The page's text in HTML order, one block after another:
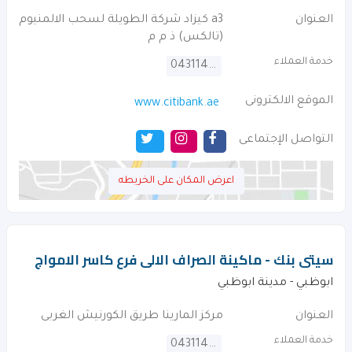
العنوان
a3 كيزاد شركة الطويلة لسحب الالمنيوم
(تالكس) ذ م م
خدمة العملاء 043114000
الموقع الالكترونى www.citibank.ae
التواصل الإجتماعى
اعرض المكان على الخريطه
سيتى بنك - ماكينة الصراف الالى فرع كاسر الامواج
ابوظبي - مدينة ابوظبي
العنوان مركز المارينا طريق الكورنيش الغربى
خدمة العملاء 043114000